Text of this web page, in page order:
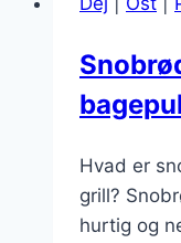
Hvad er
grill?
hurtig og